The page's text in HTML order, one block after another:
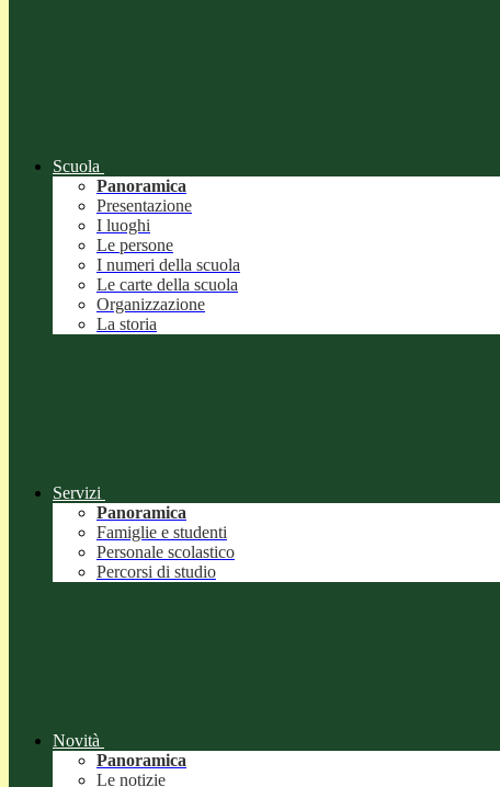
Scuola
Panoramica
Presentazione
I luoghi
Le persone
I numeri della scuola
Le carte della scuola
Organizzazione
La storia
Servizi
Panoramica
Famiglie e studenti
Personale scolastico
Percorsi di studio
Novità
Panoramica
Le notizie